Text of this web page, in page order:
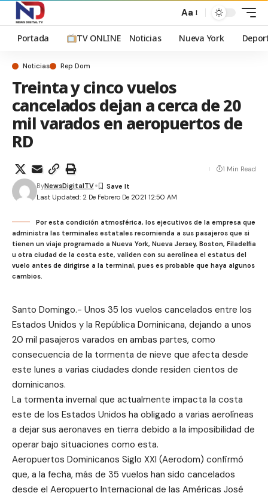
Aa
Portada TV ONLINE Noticias Nueva York
Noticias Rep Dom
Treinta y cinco vuelos
cancelados dejan a cerca de 20
mil varados en aeropuertos de
RD
Last Updated: 2 De Febrero De 2021 12:50 AM
ByNewsDigitalTV
1 Min Read
Por esta condición atmosférica, los ejecutivos de la empresa que
administra las terminales estatales recomienda a sus pasajeros que si
tienen un viaje programado a Nueva York, Nueva Jersey, Boston, Filadelfia
u otra ciudad de la costa este, validen con su aerolínea el estatus del
vuelo antes de dirigirse a la terminal, pues es probable que haya algunos
cambios.
Santo Domingo.- Unos 35 los vuelos cancelados entre los
Estados Unidos y la República Dominicana, dejando a unos
20 mil pasajeros varados en ambas partes, como
consecuencia de la tormenta de nieve que afecta desde
este lunes a varias ciudades donde residen cientos de
dominicanos.
La tormenta invernal que actualmente impacta la costa
este de los Estados Unidos ha obligado a varias aerolíneas
a dejar sus aeronaves en tierra debido a la imposibilidad de
operar bajo situaciones como esta.
Aeropuertos Dominicanos Siglo XXI (Aerodom) confirmó
que, a la fecha, más de 35 vuelos han sido cancelados
desde el Aeropuerto Internacional de las Américas José